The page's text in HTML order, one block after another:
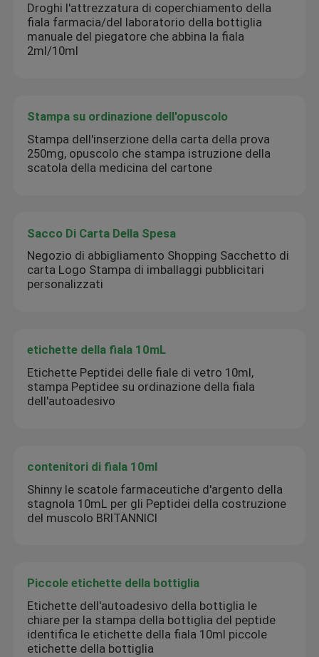
Droghi l'attrezzatura di coperchiamento della
fiala farmacia/del laboratorio della bottiglia
manuale del piegatore che abbina la fiala
2ml/10ml
Stampa su ordinazione dell'opuscolo
Stampa dell'inserzione della carta della prova
250mg, opuscolo che stampa istruzione della
scatola della medicina del cartone
Sacco Di Carta Della Spesa
Negozio di abbigliamento Shopping Sacchetto di
carta Logo Stampa di imballaggi pubblicitari
personalizzati
etichette della fiala 10mL
Etichette Peptidei delle fiale di vetro 10ml,
stampa Peptidee su ordinazione della fiala
dell'autoadesivo
contenitori di fiala 10ml
Shinny le scatole farmaceutiche d'argento della
stagnola 10mL per gli Peptidei della costruzione
del muscolo BRITANNICI
Piccole etichette della bottiglia
Etichette dell'autoadesivo della bottiglia le
chiare per la stampa della bottiglia del peptide
identifica le etichette della fiala 10ml piccole
etichette della bottiglia